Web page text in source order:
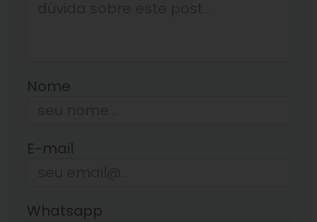
Nome
E-mail
Whatsapp